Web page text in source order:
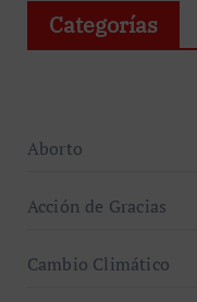
Categorías
Aborto
Acción de Gracias
Cambio Climático